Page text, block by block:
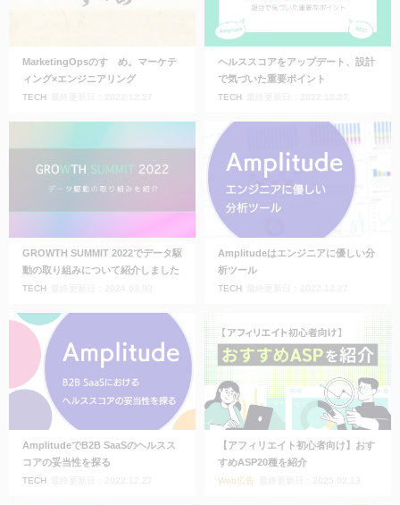
MarketingOpsのすゝめ。マーケテ
ィング×エンジニアリング
TECH
ヘルススコアをアップデート、設計
で気づいた重要ポイント
TECH
GROWTH SUMMIT 2022でデータ駆
動の取り組みについて紹介しました
TECH
Amplitudeはエンジニアに優しい分
析ツール
TECH
AmplitudeでB2B SaaSのヘルスス
コアの妥当性を探る
TECH
【アフィリエイト初心者向け】おす
すめASP20種を紹介
Web広告